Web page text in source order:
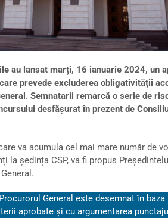
au lansat marți, 16 ianuarie 2024, un
prevede excluderea obligativității
Semnatarii remarcă o serie de
desfășurat în prezent de
va acumula cel mai mare număr de
la ședința CSP, va fi propus
General este desemnat în
aprobate și cu argumentarea